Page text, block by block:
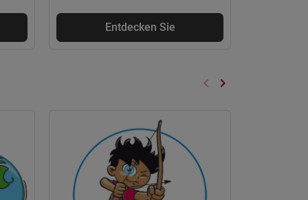
Entdecken Sie
Zurück
keyboard_arrow_left Weiter
keyboard_arrow_right